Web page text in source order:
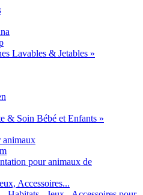
Lavables & Jetables »
& Soin Bébé et Enfants »
animaux
pour animaux de
Accessoires...